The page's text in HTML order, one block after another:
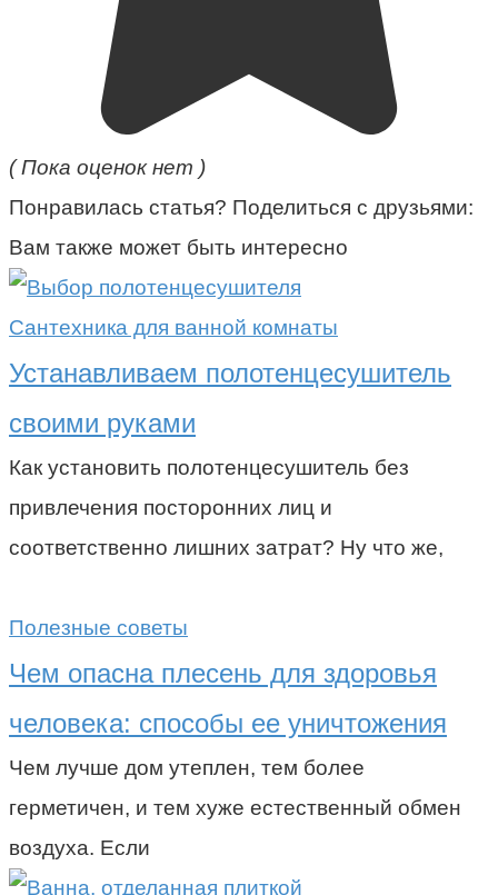
( Пока оценок нет )
Понравилась статья? Поделиться с друзьями:
Вам также может быть интересно
Сантехника для ванной комнаты
Устанавливаем полотенцесушитель
своими руками
Как установить полотенцесушитель без
привлечения посторонних лиц и
соответственно лишних затрат? Ну что же,
Полезные советы
Чем опасна плесень для здоровья
человека: способы ее уничтожения
Чем лучше дом утеплен, тем более
герметичен, и тем хуже естественный обмен
воздуха. Если